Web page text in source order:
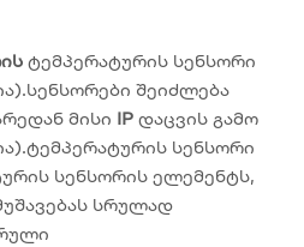
ტემპერატურის სენსორი
შეიძლება
მისი IP დაცვის გამო
სენსორი
სენსორის ელემენტს,
სრულად